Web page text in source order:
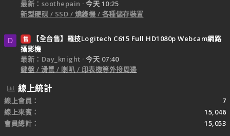
最新：soothepain
今天 10:25
新型硬碟 / SSD / 燒錄機 / 各種儲存裝置
D 售
【全台售】羅技Logitech C615 Full HD1080p Webcam網路
攝影機
最新：Day_knight
今天 07:40
鍵盤 / 滑鼠 / 喇叭 / 印表機等外接周邊
線上統計
線上會員
7
線上來賓
15,046
會員總計
15,053